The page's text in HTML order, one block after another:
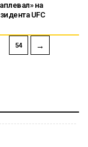
на
UFC
54 →